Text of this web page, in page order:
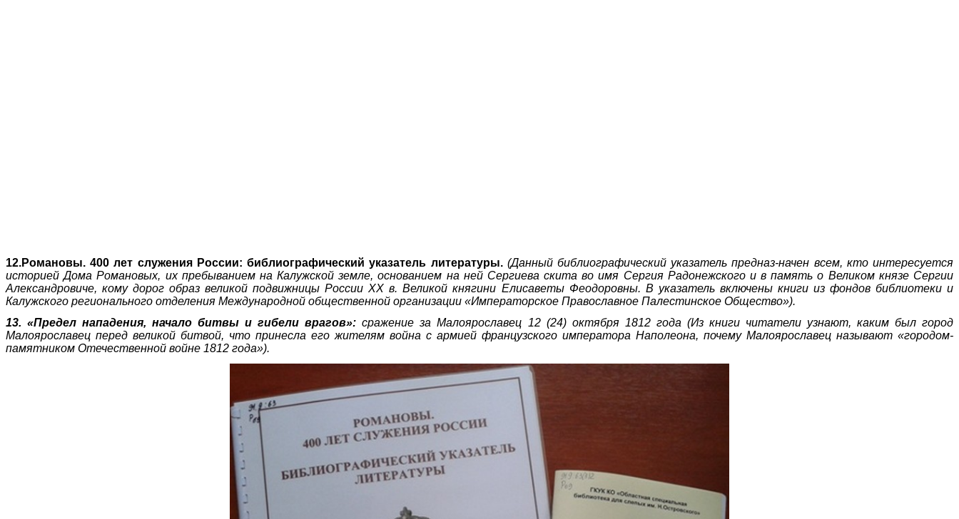
12.Романовы. 400 лет служения России:библиографический указатель литературы. (Данный библиографический указатель предназ-начен всем, кто интересуется
историей Дома Романовых, их пребыванием на Калужской земле, основанием на ней Сергиева скита во имя Сергия Радонежского и в память о Великом князе Сергии
Александровиче, кому дорог образ великой подвижницы России ХХ в. Великой княгини Елисаветы Феодоровны. В указатель включены книги из фондов библиотеки и
Калужского регионального отделения Международной общественной организации «Императорское Православное Палестинское Общество»).
13. «Предел нападения, начало битвы и гибели врагов»: сражение за Малоярославец 12 (24) октября 1812 года (Из книги читатели узнают, каким был город
Малоярославец перед великой битвой, что принесла его жителям война с армией французского императора Наполеона, почему Малоярославец называют «городом-
памятником Отечественной войне 1812 года»).